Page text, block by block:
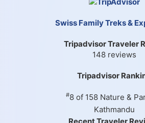
Swiss Family Treks &
Tripadvisor Traveler
148 reviews
Tripadvisor
#8 of 158 Nature &
Kathmandu